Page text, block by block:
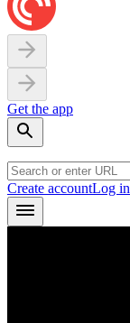
Get the app
Create accountLog in